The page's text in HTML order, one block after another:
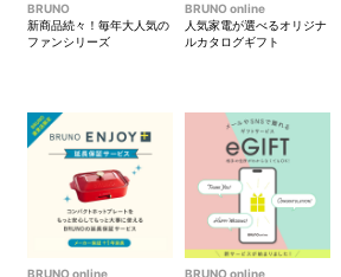
BRUNO
新商品続々！毎年大人気の
ファンシリーズ
BRUNO online
人気家電が選べるオリジナ
ルカタログギフト
BRUNO online
BRUNO online